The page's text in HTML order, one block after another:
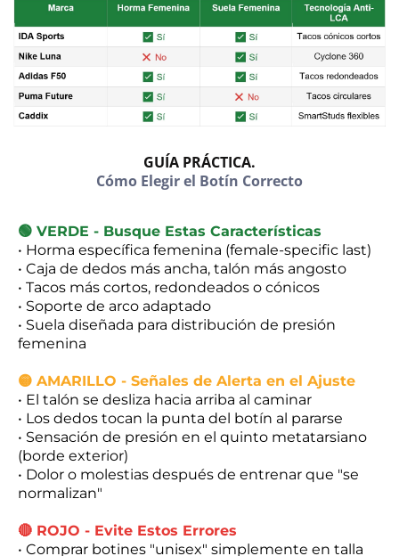
GUÍA PRÁCTICA.
Cómo Elegir el Botín Correcto
🟢 VERDE - Busque Estas Características
• Horma específica femenina (female-specific last)
• Caja de dedos más ancha, talón más angosto
• Tacos más cortos, redondeados o cónicos
• Soporte de arco adaptado
• Suela diseñada para distribución de presión
femenina
🟡 AMARILLO - Señales de Alerta en el Ajuste
• El talón se desliza hacia arriba al caminar
• Los dedos tocan la punta del botín al pararse
• Sensación de presión en el quinto metatarsiano
(borde exterior)
• Dolor o molestias después de entrenar que "se
normalizan"
🔴 ROJO - Evite Estos Errores
• Comprar botines "unisex" simplemente en talla